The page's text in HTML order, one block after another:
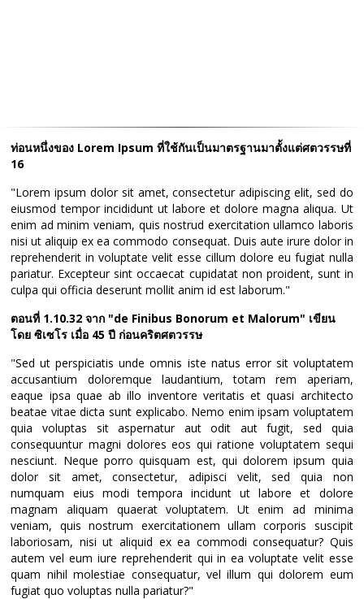
ท่อนหนึ่งของ Lorem Ipsum ที่ใช้กันเป็นมาตรฐานมาตั้งแต่ศตวรรษที่
16
"Lorem ipsum dolor sit amet, consectetur adipiscing elit, sed do
eiusmod tempor incididunt ut labore et dolore magna aliqua. Ut
enim ad minim veniam, quis nostrud exercitation ullamco laboris
nisi ut aliquip ex ea commodo consequat. Duis aute irure dolor in
reprehenderit in voluptate velit esse cillum dolore eu fugiat nulla
pariatur. Excepteur sint occaecat cupidatat non proident, sunt in
culpa qui officia deserunt mollit anim id est laborum."
ตอนที่ 1.10.32 จาก "de Finibus Bonorum et Malorum" เขียน
โดย ซิเซโร เมื่อ 45 ปี ก่อนคริตศตวรรษ
"Sed ut perspiciatis unde omnis iste natus error sit voluptatem
accusantium doloremque laudantium, totam rem aperiam,
eaque ipsa quae ab illo inventore veritatis et quasi architecto
beatae vitae dicta sunt explicabo. Nemo enim ipsam voluptatem
quia voluptas sit aspernatur aut odit aut fugit, sed quia
consequuntur magni dolores eos qui ratione voluptatem sequi
nesciunt. Neque porro quisquam est, qui dolorem ipsum quia
dolor sit amet, consectetur, adipisci velit, sed quia non
numquam eius modi tempora incidunt ut labore et dolore
magnam aliquam quaerat voluptatem. Ut enim ad minima
veniam, quis nostrum exercitationem ullam corporis suscipit
laboriosam, nisi ut aliquid ex ea commodi consequatur? Quis
autem vel eum iure reprehenderit qui in ea voluptate velit esse
quam nihil molestiae consequatur, vel illum qui dolorem eum
fugiat quo voluptas nulla pariatur?"